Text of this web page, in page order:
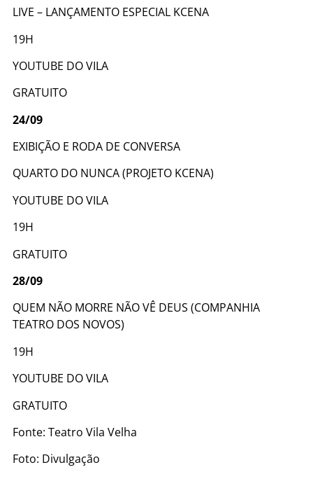
LIVE – LANÇAMENTO ESPECIAL KCENA
19H
YOUTUBE DO VILA
GRATUITO
24/09
EXIBIÇÃO E RODA DE CONVERSA
QUARTO DO NUNCA (PROJETO KCENA)
YOUTUBE DO VILA
19H
GRATUITO
28/09
QUEM NÃO MORRE NÃO VÊ DEUS (COMPANHIA
TEATRO DOS NOVOS)
19H
YOUTUBE DO VILA
GRATUITO
Fonte: Teatro Vila Velha
Foto: Divulgação